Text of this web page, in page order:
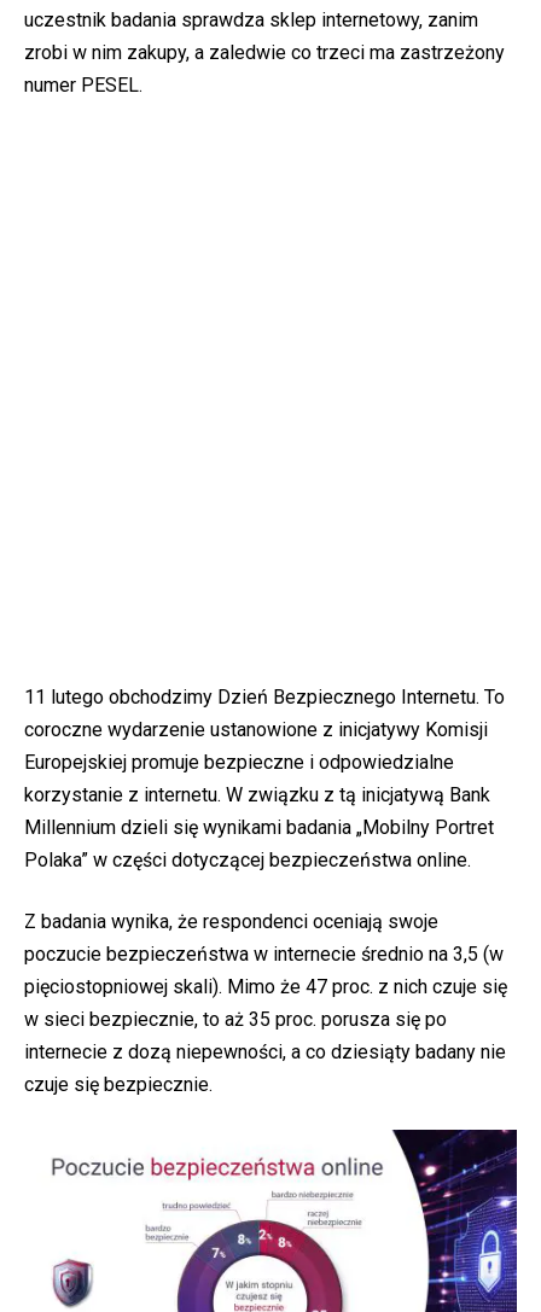
uczestnik badania sprawdza sklep internetowy, zanim
zrobi w nim zakupy, a zaledwie co trzeci ma zastrzeżony
numer PESEL.
11 lutego obchodzimy Dzień Bezpiecznego Internetu. To
coroczne wydarzenie ustanowione z inicjatywy Komisji
Europejskiej promuje bezpieczne i odpowiedzialne
korzystanie z internetu. W związku z tą inicjatywą Bank
Millennium dzieli się wynikami badania „Mobilny Portret
Polaka” w części dotyczącej bezpieczeństwa online.
Z badania wynika, że respondenci oceniają swoje
poczucie bezpieczeństwa w internecie średnio na 3,5 (w
pięciostopniowej skali). Mimo że 47 proc. z nich czuje się
w sieci bezpiecznie, to aż 35 proc. porusza się po
internecie z dozą niepewności, a co dziesiąty badany nie
czuje się bezpiecznie.